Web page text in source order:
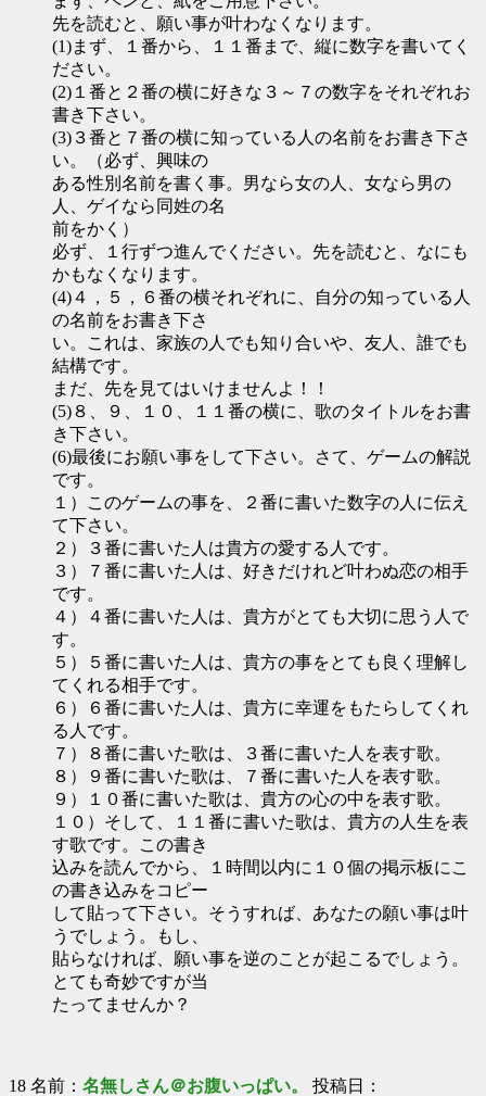
先を読むと、願い事が叶わなくなります。
(1)まず、１番から、１１番まで、縦に数字を書いてく
ださい。
(2)１番と２番の横に好きな３～７の数字をそれぞれお
書き下さい。
(3)３番と７番の横に知っている人の名前をお書き下さ
い。（必ず、興味の
ある性別名前を書く事。男なら女の人、女なら男の
人、ゲイなら同姓の名
前をかく）
必ず、１行ずつ進んでください。先を読むと、なにも
かもなくなります。
(4)４，５，６番の横それぞれに、自分の知っている人
の名前をお書き下さ
い。これは、家族の人でも知り合いや、友人、誰でも
結構です。
まだ、先を見てはいけませんよ！！
(5)８、９、１０、１１番の横に、歌のタイトルをお書
き下さい。
(6)最後にお願い事をして下さい。さて、ゲームの解説
です。
１）このゲームの事を、２番に書いた数字の人に伝え
て下さい。
２）３番に書いた人は貴方の愛する人です。
３）７番に書いた人は、好きだけれど叶わぬ恋の相手
です。
４）４番に書いた人は、貴方がとても大切に思う人で
す。
５）５番に書いた人は、貴方の事をとても良く理解し
てくれる相手です。
６）６番に書いた人は、貴方に幸運をもたらしてくれ
る人です。
７）８番に書いた歌は、３番に書いた人を表す歌。
８）９番に書いた歌は、７番に書いた人を表す歌。
９）１０番に書いた歌は、貴方の心の中を表す歌。
１０）そして、１１番に書いた歌は、貴方の人生を表
す歌です。この書き
込みを読んでから、１時間以内に１０個の掲示板にこ
の書き込みをコピー
して貼って下さい。そうすれば、あなたの願い事は叶
うでしょう。もし、
貼らなければ、願い事を逆のことが起こるでしょう。
とても奇妙ですが当
たってませんか？
18 名前： 名無しさん＠お腹いっぱい。 投稿日：